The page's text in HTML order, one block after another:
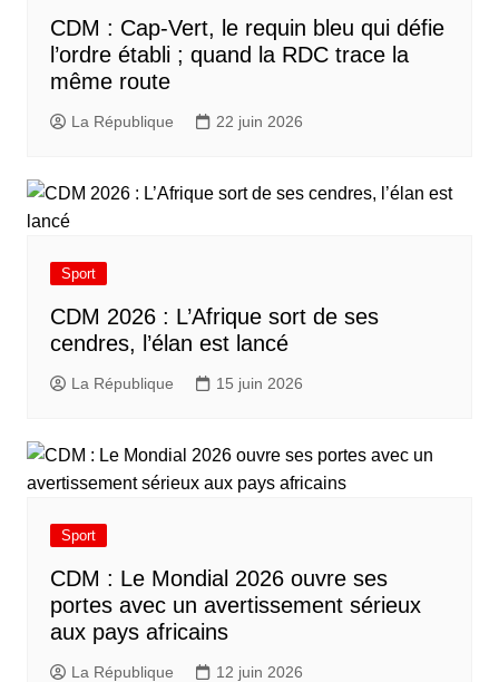
CDM : Cap-Vert, le requin bleu qui défie
l’ordre établi ; quand la RDC trace la
même route
La République 22 juin 2026
Sport
CDM 2026 : L’Afrique sort de ses
cendres, l’élan est lancé
La République 15 juin 2026
Sport
CDM : Le Mondial 2026 ouvre ses
portes avec un avertissement sérieux
aux pays africains
La République 12 juin 2026